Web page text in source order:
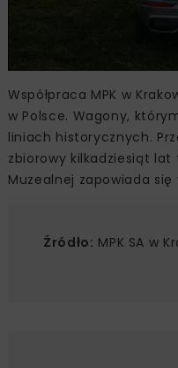
Współpraca MPK w
w Polsce. Wagony,
liniach historycznych.
zbiorowy kilkadziesiąt lat
Muzealnej zapowiada się
Źródło: MPK SA w